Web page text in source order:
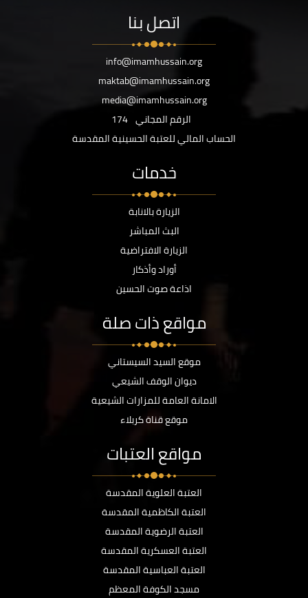
اتصل بنا
info@imamhussain.org
maktab@imamhussain.org
media@imamhussain.org
الرقم المجاني 174
الحساب المالي للعتبة الحسينية المقدسة
خدمات
الزيارة بالانابة
البث المباشر
الزيارة الافتراضية
أوراد وأذكار
اذاعة صوت الحسين
مواقع ذات صلة
موقع السيد السيستاني
ديوان الوقف الشيعي
الامانة العامة للمزارات الشيعية
موقع قناة كربلاء
مواقع العتبات
العتبة العلوية المقدسة
العتبة الكاظمية المقدسة
العتبة الرضوية المقدسة
العتبة العسكرية المقدسة
العتبة العباسية المقدسة
مسجد الكوفة المعظم